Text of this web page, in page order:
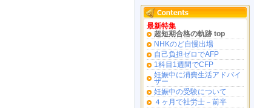
最新特集
超短期合格の軌跡 top
NHKのど自慢出場
自己負担ゼロでAFP
1科目1週間でCFP
妊娠中に消費生活アドバイ
ザー
妊娠中の受験について
４ヶ月で社労士－前半